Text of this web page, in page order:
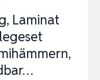
Laminat